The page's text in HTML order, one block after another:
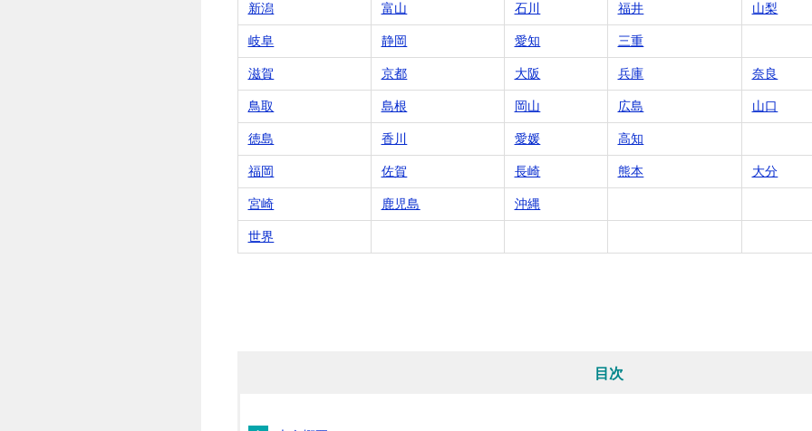
新潟 富山 石川 福井 山梨
岐阜 静岡 愛知 三重
滋賀 京都 大阪 兵庫 奈良
鳥取 島根 岡山 広島 山口
徳島 香川 愛媛 高知
福岡 佐賀 長崎 熊本 大分
宮崎 鹿児島 沖縄
世界
目次